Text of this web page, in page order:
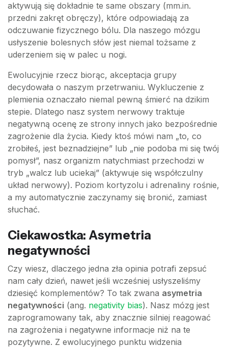
aktywują się dokładnie te same obszary (mm.in.
przedni zakręt obręczy), które odpowiadają za
odczuwanie fizycznego bólu. Dla naszego mózgu
usłyszenie bolesnych słów jest niemal tożsame z
uderzeniem się w palec u nogi.
Ewolucyjnie rzecz biorąc, akceptacja grupy
decydowała o naszym przetrwaniu. Wykluczenie z
plemienia oznaczało niemal pewną śmierć na dzikim
stepie. Dlatego nasz system nerwowy traktuje
negatywną ocenę ze strony innych jako bezpośrednie
zagrożenie dla życia. Kiedy ktoś mówi nam „to, co
zrobiłeś, jest beznadziejne” lub „nie podoba mi się twój
pomysł”, nasz organizm natychmiast przechodzi w
tryb „walcz lub uciekaj” (aktywuje się współczulny
układ nerwowy). Poziom kortyzolu i adrenaliny rośnie,
a my automatycznie zaczynamy się bronić, zamiast
słuchać.
Ciekawostka: Asymetria
negatywności
Czy wiesz, dlaczego jedna zła opinia potrafi zepsuć
nam cały dzień, nawet jeśli wcześniej usłyszeliśmy
dziesięć komplementów? To tak zwana asymetria
negatywności (ang. negativity bias). Nasz mózg jest
zaprogramowany tak, aby znacznie silniej reagować
na zagrożenia i negatywne informacje niż na te
pozytywne. Z ewolucyjnego punktu widzenia